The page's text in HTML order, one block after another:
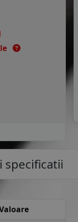
specificatii